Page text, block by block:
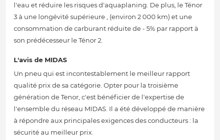
l'eau et réduire les risques d'aquaplaning. De plus, le Ténor
3 à une longévité supérieure , (environ 2 000 km) et une
consommation de carburant réduite de - 5% par rapport à
son prédécesseur le Ténor 2.
L'avis de MIDAS
Un pneu qui est incontestablement le meilleur rapport
qualité prix de sa catégorie. Opter pour la troisième
génération de Tenor, c'est bénéficier de l'expertise de
l'ensemble du réseau MIDAS. Il a été développé de manière
à répondre aux principales exigences des conducteurs : la
sécurité au meilleur prix.